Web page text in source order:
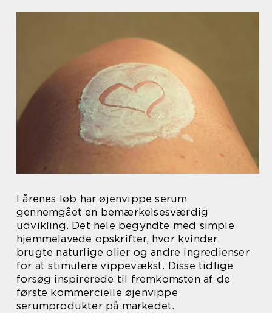
I årenes løb har øjenvippe serum
gennemgået en bemærkelsesværdig
udvikling. Det hele begyndte med simple
hjemmelavede opskrifter, hvor kvinder
brugte naturlige olier og andre ingredienser
for at stimulere vippevækst. Disse tidlige
forsøg inspirerede til fremkomsten af de
første kommercielle øjenvippe
serumprodukter på markedet.